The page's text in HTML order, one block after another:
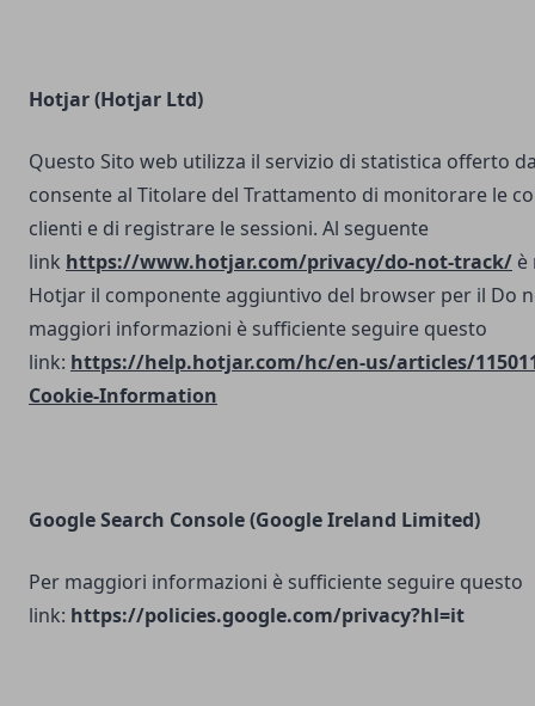
Hotjar (Hotjar Ltd)
Questo Sito web utilizza il servizio di statistica offerto
consente al Titolare del Trattamento di monitorare le
clienti e di registrare le sessioni. Al seguente
link https://www.hotjar.com/privacy/do-not-track/ è
Hotjar il componente aggiuntivo del browser per il Do
maggiori informazioni è sufficiente seguire questo
link: https://help.hotjar.com/hc/en-us/articles/
Cookie-Information
Google Search Console(Google Ireland Limited)
Per maggiori informazioni è sufficiente seguire questo
link: https://policies.google.com/privacy?hl=it